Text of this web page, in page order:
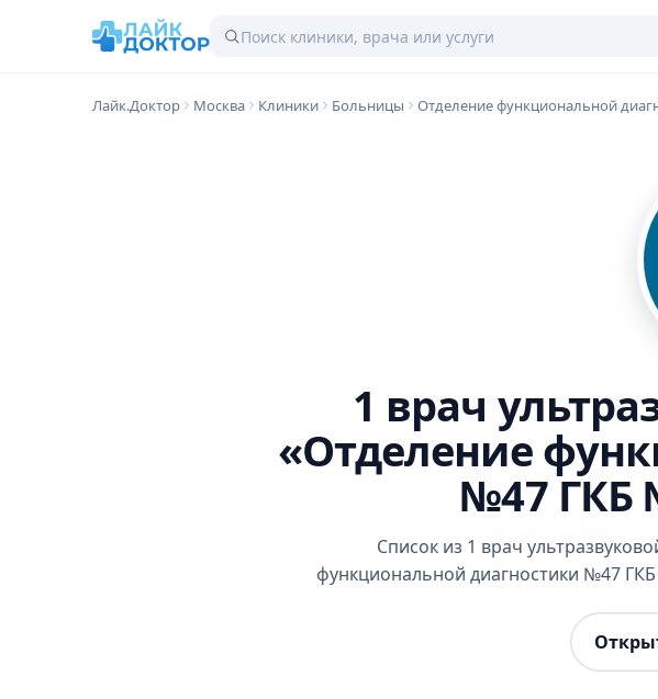
Лайк.Доктор Москва Клиники Больницы Отделение функциональной
1 врач
«Отделение
№47 ГКБ
Список из 1 врач
функциональной диагностики №47